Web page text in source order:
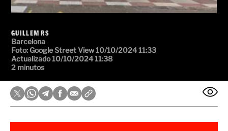
GUILLEM RS
Barcelona
Foto:Google Street View10/10/2024 11:33
Actualizado 10/10/2024 11:38
2 minutos